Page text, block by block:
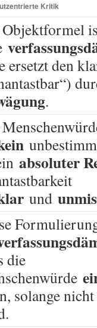
Kritik
ersetzt den
.
absoluter
und
die
solange